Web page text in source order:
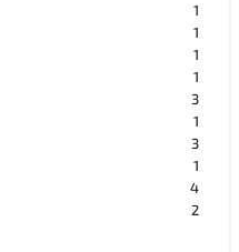
1
1
1
1
3
1
3
1
4
2